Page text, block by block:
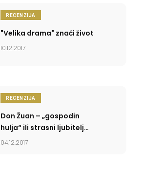
RECENZIJA
"Velika drama" znači život
10.12.2017
RECENZIJA
Don Žuan – „gospodin
hulja“ ili strasni ljubitelj
života?
04.12.2017